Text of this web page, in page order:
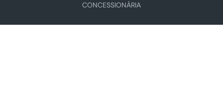
CONCESSIONÁRIA